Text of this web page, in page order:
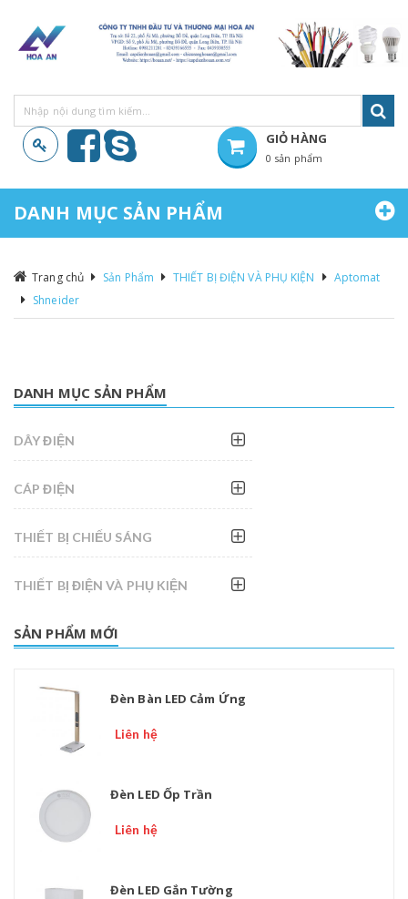
GIỎ HÀNG
0 sản phẩm
DANH MỤC SẢN PHẨM
Trang chủ Sản Phẩm THIẾT BỊ ĐIỆN VÀ PHỤ KIỆN
Aptomat
Shneider
DANH MỤC SẢN PHẨM
DÂY ĐIỆN
CÁP ĐIỆN
THIẾT BỊ CHIẾU SÁNG
THIẾT BỊ ĐIỆN VÀ PHỤ KIỆN
SẢN PHẨM MỚI
Đèn Bàn LED Cảm Ứng
Liên hệ
Đèn LED Ốp Trần
Liên hệ
Đèn LED Gắn Tường